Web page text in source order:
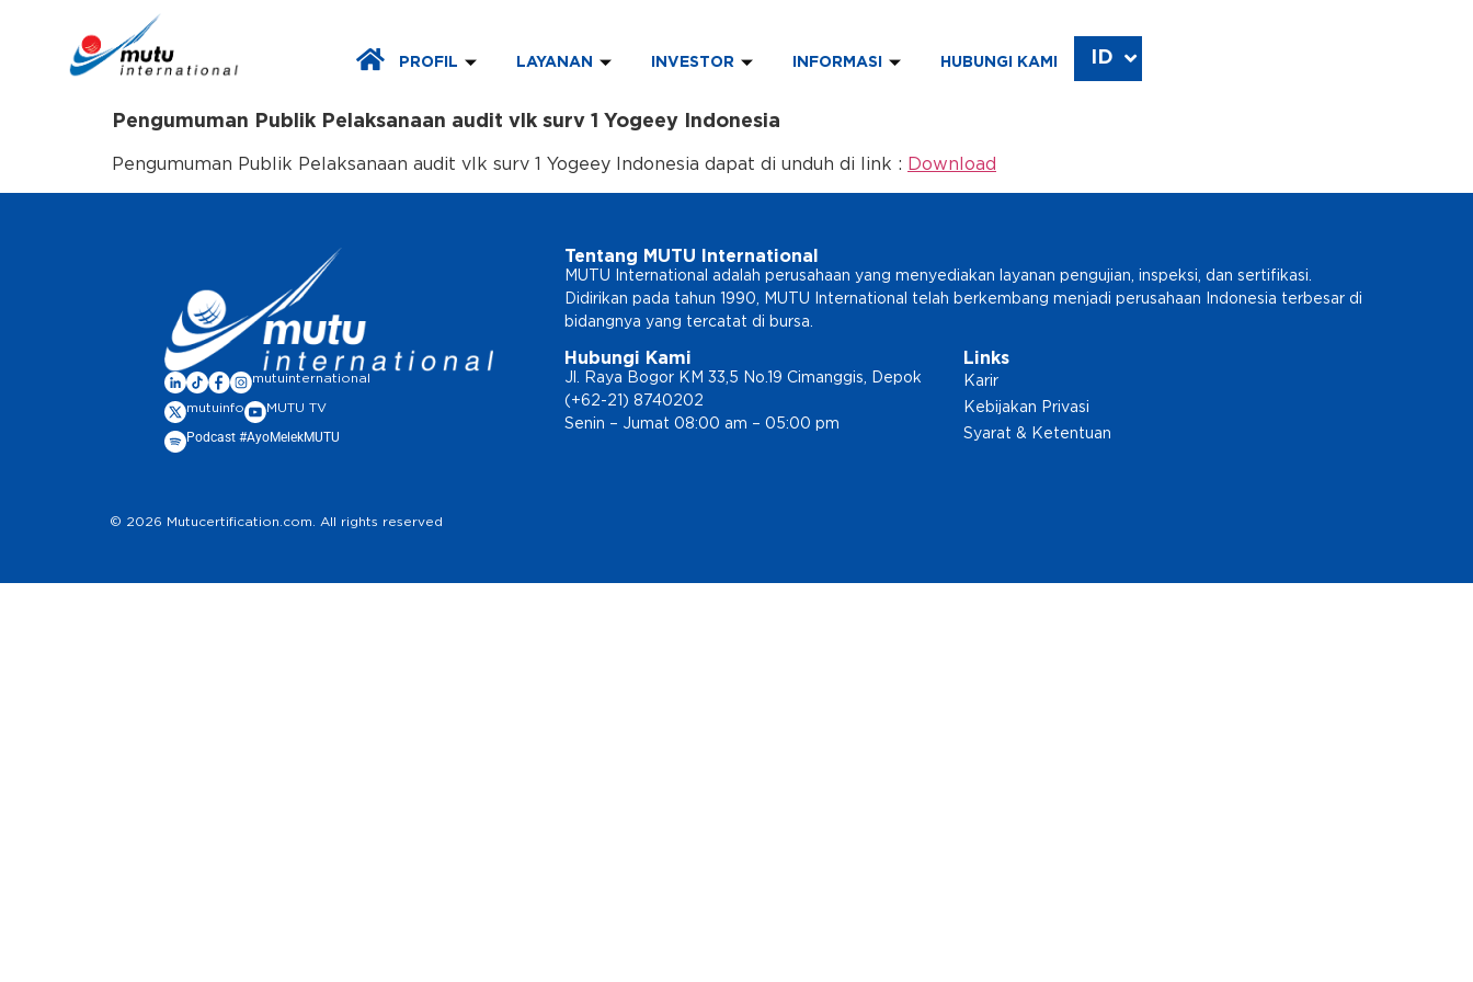
PROFIL LAYANAN INVESTOR INFORMASI HUBUNGI KAMI ID
EN
Pengumuman Publik Pelaksanaan audit vlk surv 1 Yogeey Indonesia
Pengumuman Publik Pelaksanaan audit vlk surv 1 Yogeey Indonesia dapat di unduh di link : Download
mutuinternational
mutuinfo MUTU TV
Podcast #AyoMelekMUTU
Tentang MUTU International
MUTU International adalah perusahaan yang menyediakan layanan pengujian, inspeksi, dan sertifikasi.
Didirikan pada tahun 1990, MUTU International telah berkembang menjadi perusahaan Indonesia terbesar di
bidangnya yang tercatat di bursa.
Hubungi Kami
Jl. Raya Bogor KM 33,5 No.19 Cimanggis, Depok
(+62-21) 8740202
Senin – Jumat 08:00 am – 05:00 pm
Links
Karir
Kebijakan Privasi
Syarat & Ketentuan
© 2026 Mutucertification.com. All rights reserved